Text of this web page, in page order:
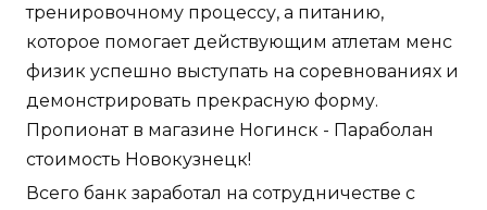
тренировочному процессу, а питанию,
которое помогает действующим атлетам менс
физик успешно выступать на соревнованиях и
демонстрировать прекрасную форму.
Пропионат в магазине Ногинск - Параболан
стоимость Новокузнецк!
Всего банк заработал на сотрудничестве с